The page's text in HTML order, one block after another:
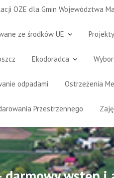
OZE dla Gmin Województwa
ze środków UE
Ekodoradca
odpadami Ostrzeżenia
Przestrzennego